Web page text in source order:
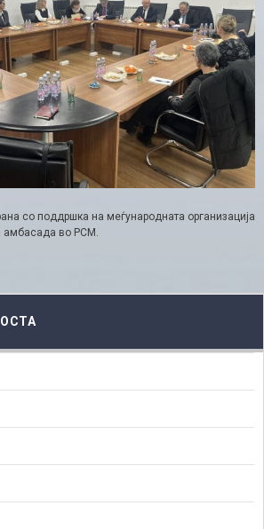
со поддршка на меѓународната организација
амбасада во РСМ.